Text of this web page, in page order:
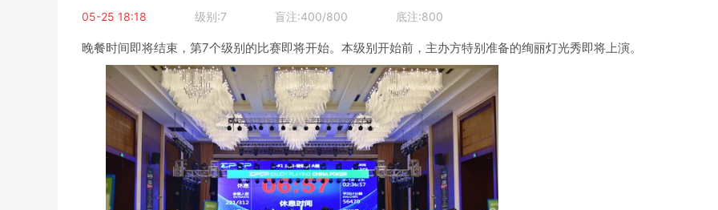
05-25 18:18 级别:7 盲注:400/800 底注:800
晚餐时间即将结束，第7个级别的比赛即将开始。本级别开始前，主办方特别准备的绚丽灯光秀即将上演。